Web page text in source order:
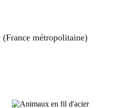
métropolitaine)